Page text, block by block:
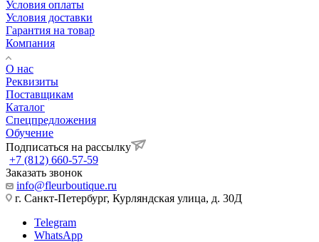
Условия оплаты
Условия доставки
Гарантия на товар
Компания
О нас
Реквизиты
Поставщикам
Каталог
Спецпредложения
Обучение
Подписаться на рассылку
+7 (812) 660-57-59
Заказать звонок
info@fleurboutique.ru
г. Санкт-Петербург, Курляндская улица, д. 30Д
Telegram
WhatsApp